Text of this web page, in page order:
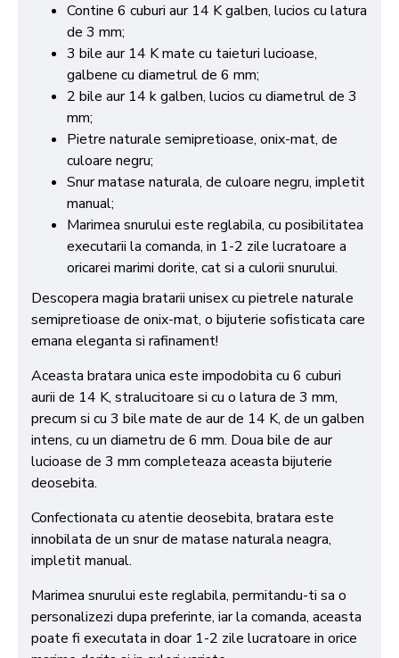
Contine 6 cuburi aur 14 K galben, lucios cu latura
de 3 mm;
3 bile aur 14 K mate cu taieturi lucioase,
galbene cu diametrul de 6 mm;
2 bile aur 14 k galben, lucios cu diametrul de 3
mm;
Pietre naturale semipretioase, onix-mat, de
culoare negru;
Snur matase naturala, de culoare negru, impletit
manual;
Marimea snurului este reglabila, cu posibilitatea
executarii la comanda, in 1-2 zile lucratoare a
oricarei marimi dorite, cat si a culorii snurului.
Descopera magia bratarii unisex cu pietrele naturale
semipretioase de onix-mat, o bijuterie sofisticata care
emana eleganta si rafinament!
Aceasta bratara unica este impodobita cu 6 cuburi
aurii de 14 K, stralucitoare si cu o latura de 3 mm,
precum si cu 3 bile mate de aur de 14 K, de un galben
intens, cu un diametru de 6 mm. Doua bile de aur
lucioase de 3 mm completeaza aceasta bijuterie
deosebita.
Confectionata cu atentie deosebita, bratara este
innobilata de un snur de matase naturala neagra,
impletit manual.
Marimea snurului este reglabila, permitandu-ti sa o
personalizezi dupa preferinte, iar la comanda, aceasta
poate fi executata in doar 1-2 zile lucratoare in orice